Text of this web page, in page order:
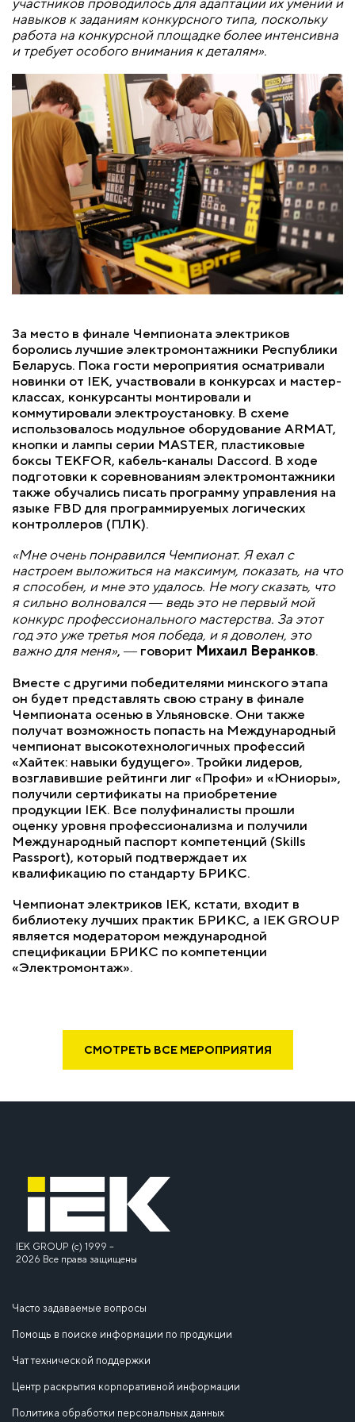
навыков к заданиям конкурсного типа, поскольку
работа на конкурсной площадке более интенсивна
и требует особого внимания к деталям».
За место в финале Чемпионата электриков
боролись лучшие электромонтажники Республики
Беларусь. Пока гости мероприятия осматривали
новинки от IEK, участвовали в конкурсах и мастер-
классах, конкурсанты монтировали и
коммутировали электроустановку. В схеме
использовалось модульное оборудование ARMAT,
кнопки и лампы серии MASTER, пластиковые
боксы TEKFOR, кабель-каналы Daccord. В ходе
подготовки к соревнованиям электромонтажники
также обучались писать программу управления на
языке FBD для программируемых логических
контроллеров (ПЛК).
«Мне очень понравился Чемпионат. Я ехал с
настроем выложиться на максимум, показать, на что
я способен, и мне это удалось. Не могу сказать, что
я сильно волновался ― ведь это не первый мой
конкурс профессионального мастерства. За этот
год это уже третья моя победа, и я доволен, это
важно для меня», ― говорит Михаил Веранков.
Вместе с другими победителями минского этапа
он будет представлять свою страну в финале
Чемпионата осенью в Ульяновске. Они также
получат возможность попасть на Международный
чемпионат высокотехнологичных профессий
«Хайтек: навыки будущего». Тройки лидеров,
возглавившие рейтинги лиг «Профи» и «Юниоры»,
получили сертификаты на приобретение
продукции IEK. Все полуфиналисты прошли
оценку уровня профессионализма и получили
Международный паспорт компетенций (Skills
Passport), который подтверждает их
квалификацию по стандарту БРИКС.
Чемпионат электриков IEK, кстати, входит в
библиотеку лучших практик БРИКС, а IEK GROUP
является модератором международной
спецификации БРИКС по компетенции
«Электромонтаж».
СМОТРЕТЬ ВСЕ МЕРОПРИЯТИЯ
IEK GROUP (c) 1999 –
2026 Все права защищены
Часто задаваемые вопросы
Помощь в поиске информации по продукции
Чат технической поддержки
Центр раскрытия корпоративной информации
Политика обработки персональных данных